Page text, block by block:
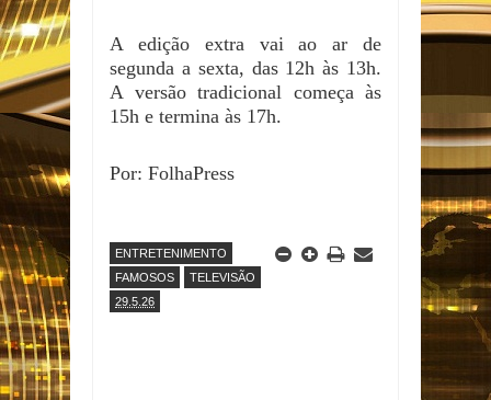
A edição extra vai ao ar de
segunda a sexta, das 12h às 13h.
A versão tradicional começa às
15h e termina às 17h.
Por: FolhaPress
ENTRETENIMENTO
FAMOSOS
TELEVISÃO
29.5.26